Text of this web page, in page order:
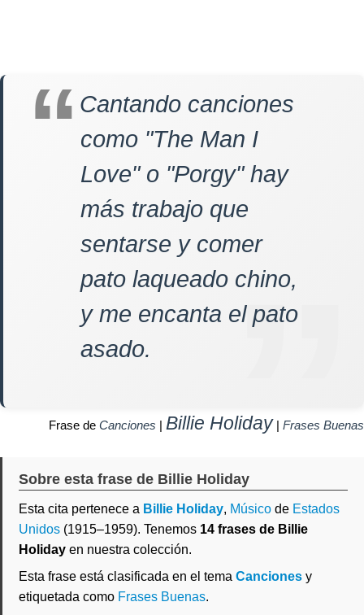
Cantando canciones
como "The Man I
Love" o "Porgy" hay
más trabajo que
sentarse y comer
pato laqueado chino,
y me encanta el pato
asado.
Frase de Canciones | Billie Holiday | Frases Buenas
Sobre esta frase de Billie Holiday
Esta cita pertenece a Billie Holiday, Músico de Estados
Unidos (1915–1959). Tenemos 14 frases de Billie
Holiday en nuestra colección.
Esta frase está clasificada en el tema Canciones y
etiquetada como Frases Buenas.